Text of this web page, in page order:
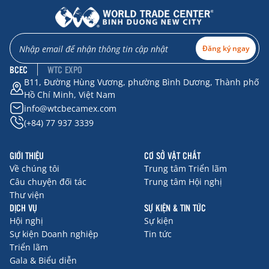
Đăng ký ngay
BCEC WTC EXPO
B11, Đường Hùng Vương, phường Bình Dương, Thành phố
Hồ Chí Minh, Việt Nam
info@wtcbecamex.com
(+84) 77 937 3339
GIỚI THIỆU
Về chúng tôi
Câu chuyện đối tác
Thư viện
CƠ SỞ VẬT CHẤT
Trung tâm Triển lãm
Trung tâm Hội nghị
DỊCH VỤ
Hội nghị
Sự kiện Doanh nghiệp
Triển lãm
Gala & Biểu diễn
SỰ KIỆN & TIN TỨC
Sự kiện
Tin tức